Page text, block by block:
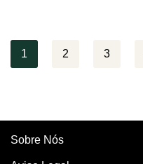
1 2 3
Sobre Nós